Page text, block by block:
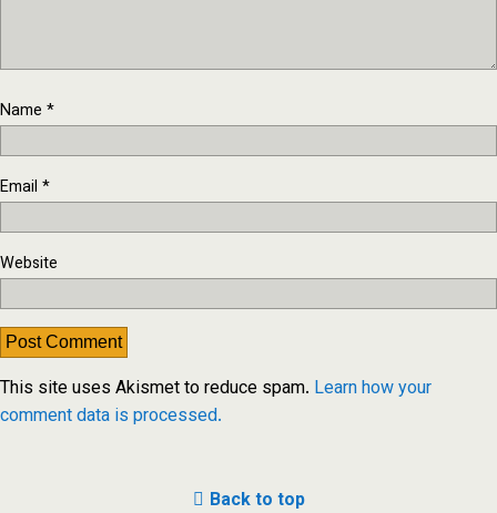
Name *
Email *
Website
This site uses Akismet to reduce spam. Learn how your
comment data is processed.
Back to top